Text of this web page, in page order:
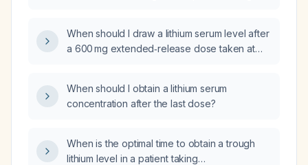
When should I draw a lithium serum level after
a 600 mg extended‑release dose taken at
When should I obtain a lithium serum
concentration after the last dose?
When is the optimal time to obtain a trough
lithium level in a patient taking